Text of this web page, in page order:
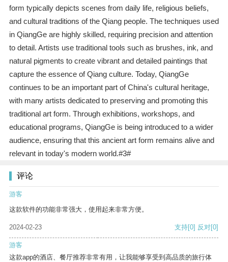
form typically depicts scenes from daily life, religious beliefs,
and cultural traditions of the Qiang people. The techniques used
in QiangGe are highly skilled, requiring precision and attention
to detail. Artists use traditional tools such as brushes, ink, and
natural pigments to create vibrant and detailed paintings that
capture the essence of Qiang culture. Today, QiangGe
continues to be an important part of China's cultural heritage,
with many artists dedicated to preserving and promoting this
traditional art form. Through exhibitions, workshops, and
educational programs, QiangGe is being introduced to a wider
audience, ensuring that this ancient art form remains alive and
relevant in today's modern world.#3#
评论
游客
这款软件的功能非常强大，使用起来非常方便。
2024-02-23 支持[0] 反对[0]
游客
这款app的酒店、餐厅推荐非常有用，让我能够享受到高品质的旅行体